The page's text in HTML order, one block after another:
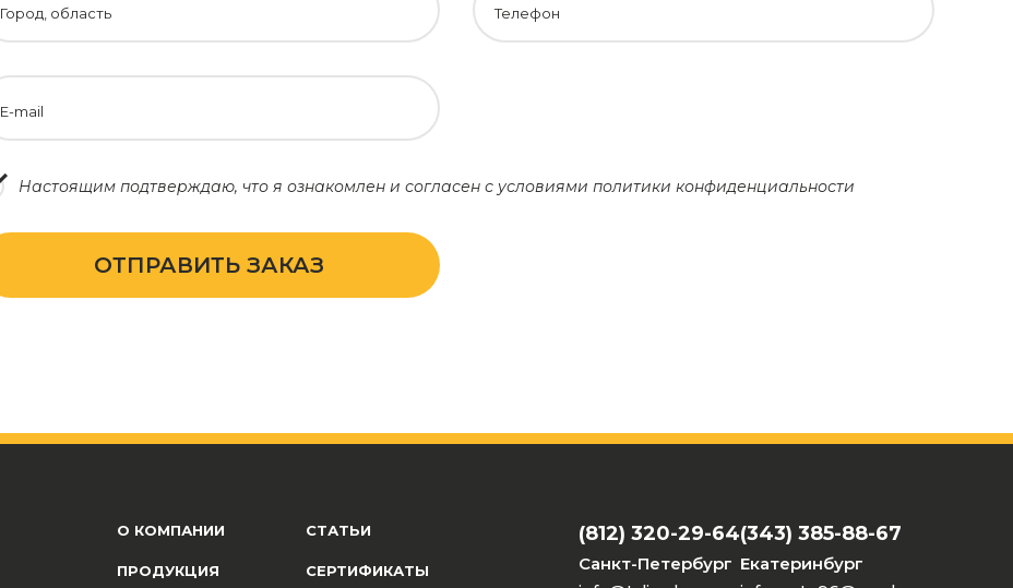
Город, область Телефон
E-mail
Настоящим подтверждаю, что я ознакомлен и согласен с условиями политики конфиденциальности
ОТПРАВИТЬ ЗАКАЗ
О КОМПАНИИ
ПРОДУКЦИЯ
СТАТЬИ
СЕРТИФИКАТЫ
(812) 320-29-64
Санкт-Петербург
(343) 385-88-67
Екатеринбург